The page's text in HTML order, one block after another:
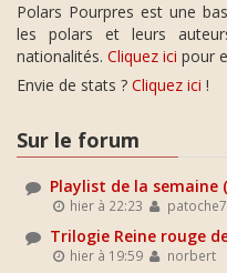
Polars Pourpres est une
les polars et leurs
nationalités. Cliquez ici pour
Envie de stats ? Cliquez ici !
Sur le forum
Playlist de la semaine
hier à 22:23
Trilogie Reine rouge
hier à 19:59 norbert